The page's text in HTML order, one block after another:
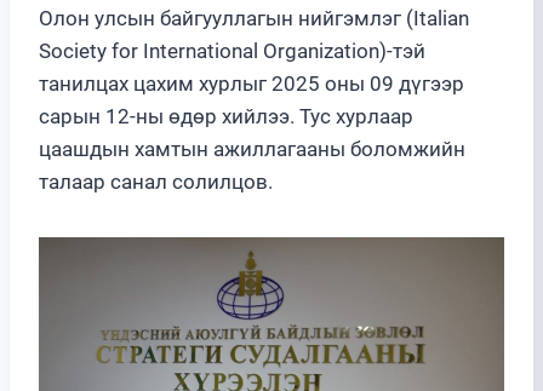
Олон улсын байгууллагын нийгэмлэг (Italian
Society for International Organization)-тэй
танилцах цахим хурлыг 2025 оны 09 дүгээр
сарын 12-ны өдөр хийлээ. Тус хурлаар
цаашдын хамтын ажиллагааны боломжийн
талаар санал солилцов.